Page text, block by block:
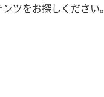
ツをお探しください。